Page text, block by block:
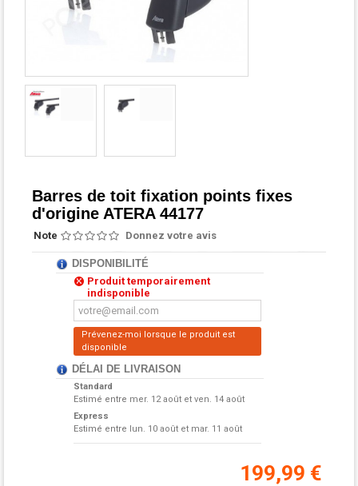
Barres de toit fixation points fixes
d'origine ATERA 44177
Note Donnez votre avis
DISPONIBILITÉ
Produit temporairement
indisponible
Prévenez-moi lorsque le produit est
disponible
DÉLAI DE LIVRAISON
Standard
Estimé entre mer. 12 août et ven. 14 août
Express
Estimé entre lun. 10 août et mar. 11 août
199,99 €